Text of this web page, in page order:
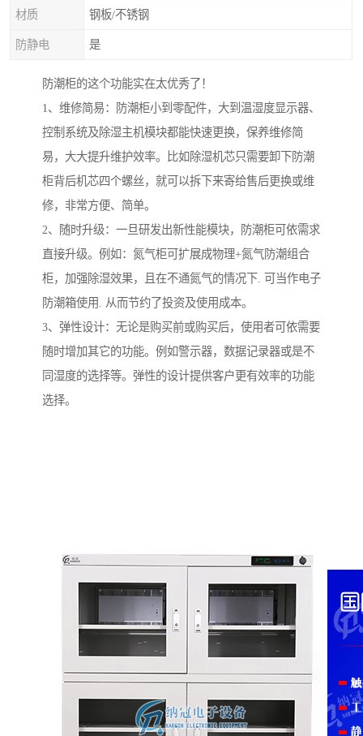
材质 钢板/不锈钢
防静电 是
防潮柜的这个功能实在太优秀了！
1、维修简易：防潮柜小到零配件，大到温湿度显示器、
控制系统及除湿主机模块都能快速更换，保养维修简
易，大大提升维护效率。比如除湿机芯只需要卸下防潮
柜背后机芯四个螺丝，就可以拆下来寄给售后更换或维
修，非常方便、简单。
2、随时升级：一旦研发出新性能模块，防潮柜可依需求
直接升级。例如：氮气柜可扩展成物理+氮气防潮组合
柜，加强除湿效果，且在不通氮气的情况下. 可当作电子
防潮箱使用. 从而节约了投资及使用成本。
3、弹性设计：无论是购买前或购买后，使用者可依需要
随时增加其它的功能。例如警示器，数据记录器或是不
同湿度的选择等。弹性的设计提供客户更有效率的功能
选择。